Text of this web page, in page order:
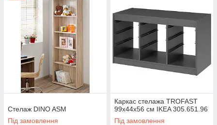
Стелаж DINO ASM
Під замовлення
Каркас стелажа TROFAST
99х44х56 см IKEA 305.651.96
Під замовлення